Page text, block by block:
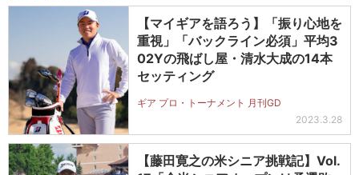
【マイギアを語ろう】「振り心地を
重視」「バックライン必須」平均3
02Yの飛ばし屋・清水大成の14本
セッティング
ギア プロ・トーナメント 月刊GD
2023.3.28
【藤田寛之の米シニア挑戦記】Vol.